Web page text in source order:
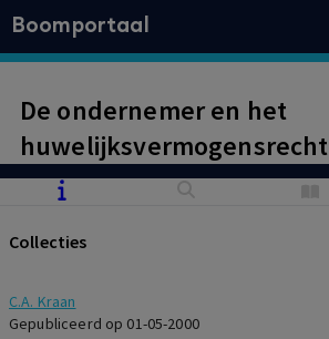
Boomportaal
De ondernemer en het
huwelijksvermogensrecht
Collecties
C.A. Kraan
Gepubliceerd op 01-05-2000